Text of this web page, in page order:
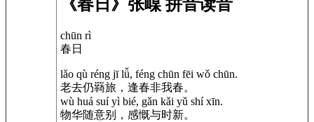
《春日》张嵲 拼音读音
chūn rì
春日
lǎo qù réng jī lǚ, féng chūn fēi wǒ chūn.
老去仍羇旅，逢春非我春。
wù huá suí yì bié, gǎn kǎi yǔ shí xīn.
物华随意别，感慨与时新。